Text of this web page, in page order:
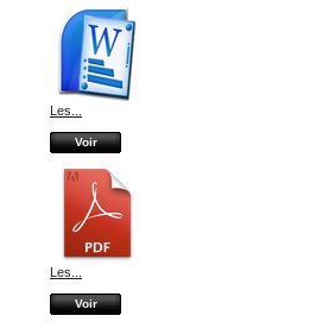
Les...
Voir
Les...
Voir